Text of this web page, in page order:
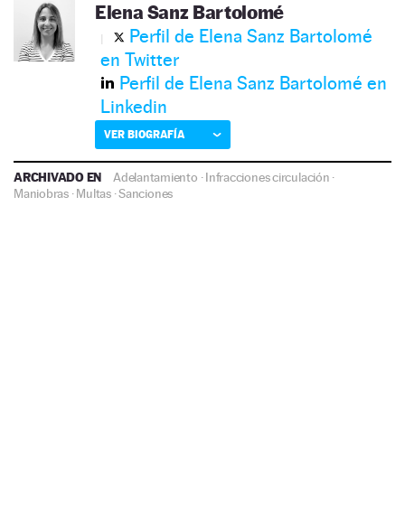
Elena Sanz Bartolomé
Perfil de Elena Sanz Bartolomé
en Twitter
Perfil de Elena Sanz Bartolomé en
Linkedin
VER BIOGRAFÍA
ARCHIVADO EN Adelantamiento ·Infracciones circulación ·
Maniobras·Multas·Sanciones